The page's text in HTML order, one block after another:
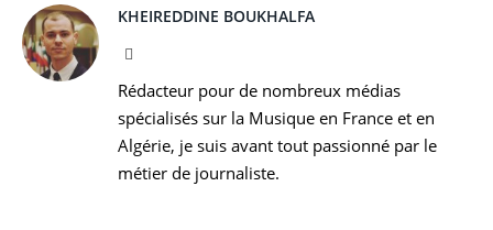
KHEIREDDINE BOUKHALFA
Rédacteur pour de nombreux médias
spécialisés sur la Musique en France et en
Algérie, je suis avant tout passionné par le
métier de journaliste.